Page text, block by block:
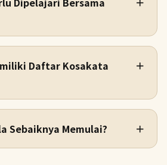
Daftar Kosakata
＋
Sebaiknya Memulai? ＋